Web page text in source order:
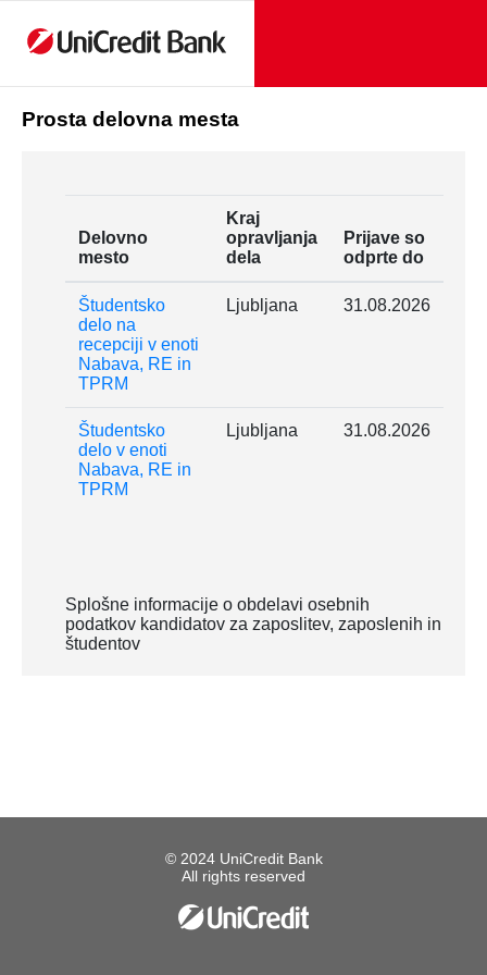
Prosta delovna mesta
Splošne informacije o obdelavi osebnih
podatkov kandidatov za zaposlitev, zaposlenih in
študentov
© 2024 UniCredit Bank
All rights reserved